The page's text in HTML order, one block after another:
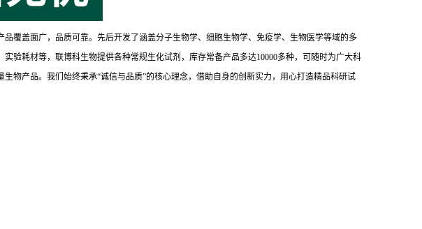
覆盖面广，品质可靠。先后开发了涵盖分子生物学、细胞生物学、免疫学、生物医学等域的多
验耗材等，联博科生物提供各种常规生化试剂，库存常备产品多达10000多种，可随时为广大科
物产品。我们始终秉承“诚信与品质”的核心理念，借助自身的创新实力，用心打造精品科研试